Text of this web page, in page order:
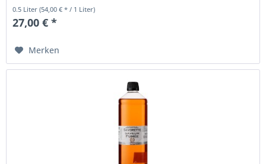
typische...
0.5 Liter(54,00 € * / 1 Liter)
27,00 € *
Merken